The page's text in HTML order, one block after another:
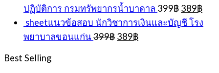
ปฏิบัติการ กรมทรัพยากรน้ำบาดาล 399฿ Original
price
was:
389฿
is:
sheetแนวข้อสอบ นักวิชาการเงินและบัญชี โรง
พยาบาลขอนแก่น 399฿ Original
389฿Current
Best Selling